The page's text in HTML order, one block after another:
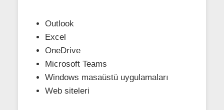
Outlook
Excel
OneDrive
Microsoft Teams
Windows masaüstü uygulamaları
Web siteleri